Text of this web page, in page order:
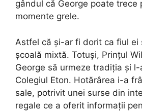
gândul că George poate trece
momente grele.
Astfel că și-ar fi dorit ca fiul ei
școală mixtă. Totuși, Prințul
George să urmeze tradiția și
Colegiul Eton. Hotărârea i-a
sale, potrivit unei surse din
regale ce a oferit informații